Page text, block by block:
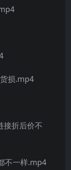
损.mp4
接折后价不
不一样.mp4